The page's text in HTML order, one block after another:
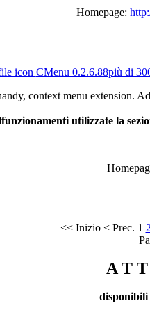
Homepage:
CMenu 0.2.6.88più di
context menu extension.
utilizzate la
<< Inizio< Prec. 1
A T
disponibili